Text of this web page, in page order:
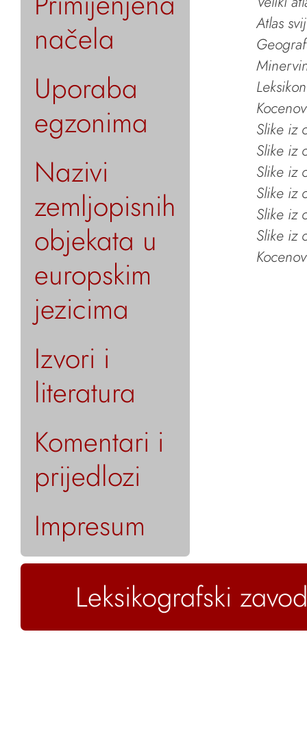
načela
Uporaba
egzonima
Nazivi
zemljopisnih
objekata u
europskim
jezicima
Izvori i
literatura
Komentari i
prijedlozi
Impresum
Atlas
Slike iz
Slike iz
Slike iz
Slike iz
Slike iz
Slike iz
Leksikografski